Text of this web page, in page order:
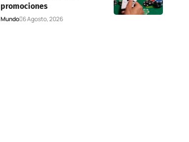
promociones
Mundo 6 Agosto, 2026